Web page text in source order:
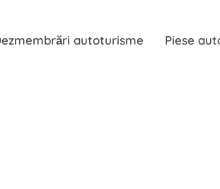
autoturisme Piese